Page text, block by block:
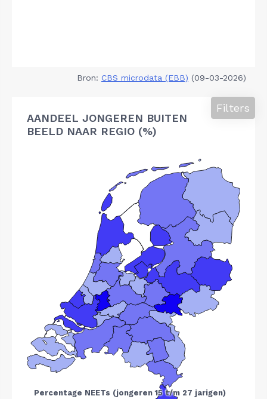
Bron: CBS microdata (EBB) (09-03-2026)
AANDEEL JONGEREN BUITEN
BEELD NAAR REGIO (%)
Filters